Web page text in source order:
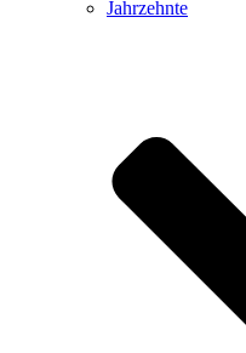
Jahrzehnte